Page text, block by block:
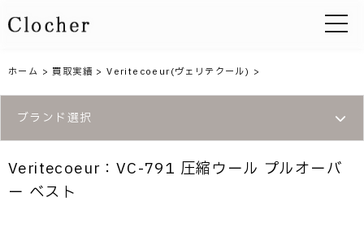
toggle
ホーム >買取実績 >Veritecoeur(ヴェリテクール) >
ブランド選択
Veritecoeur：VC-791 圧縮ウール プルオーバ
ー ベスト